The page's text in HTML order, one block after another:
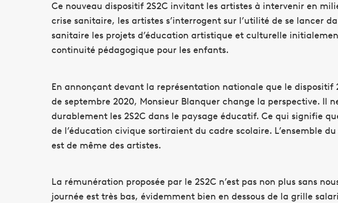
Ce nouveau dispositif 2S2C invitant les artistes à intervenir en
crise sanitaire, les artistes s’interrogent sur l’utilité de se lancer
sanitaire les projets d’éducation artistique et culturelle
continuité pédagogique pour les enfants.
En annonçant devant la représentation nationale que le
de septembre 2020, Monsieur Blanquer change la perspective. Il
durablement les 2S2C dans le paysage éducatif. Ce qui signifie
de l’éducation civique sortiraient du cadre scolaire. L’ensemble
est de même des artistes.
La rémunération proposée par le 2S2C n’est pas non plus sans
journée est très bas, évidemment bien en dessous de la grille